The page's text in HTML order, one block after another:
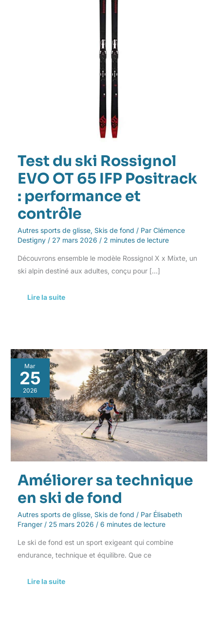
Test du ski Rossignol
EVO OT 65 IFP Positrack
: performance et
contrôle
Autres sports de glisse, Skis de fond / Par Clémence
Destigny / 27 mars 2026 / 2 minutes de lecture
Découvrons ensemble le modèle Rossignol X x Mixte, un
ski alpin destiné aux adultes, conçu pour […]
Lire la suite
Mar
25
2026
Améliorer sa technique
en ski de fond
Autres sports de glisse, Skis de fond / Par Élisabeth
Franger / 25 mars 2026 / 6 minutes de lecture
Le ski de fond est un sport exigeant qui combine
endurance, technique et équilibre. Que ce
Améliorer
sa
technique
en
ski
de
fond
Lire la suite